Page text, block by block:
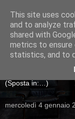
mercoledì 4 gennaio
This site uses
and to analyze
shared with
metrics to ensure
statistics, and to